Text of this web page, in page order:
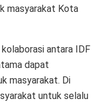
masyarakat Kota
antara IDF
dapat
masyarakat. Di
untuk selalu